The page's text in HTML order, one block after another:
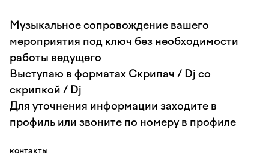
Музыкальное сопровождение вашего
мероприятия под ключ без необходимости
работы ведущего
Выступаю в форматах Скрипач / Dj со
скрипкой / Dj
Для уточнения информации заходите в
профиль или звоните по номеру в профиле
контакты